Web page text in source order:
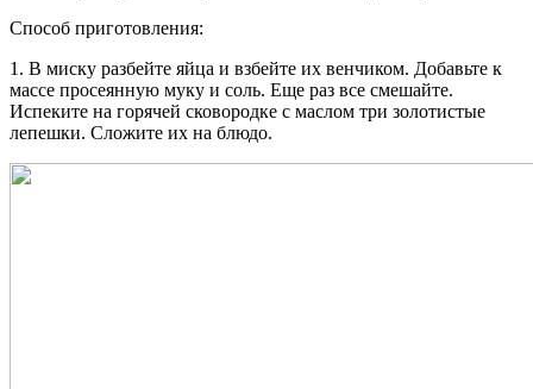
Способ приготовления:
1. В миску разбейте яйца и взбейте их венчиком. Добавьте к
массе просеянную муку и соль. Еще раз все смешайте.
Испеките на горячей сковородке с маслом три золотистые
лепешки. Сложите их на блюдо.